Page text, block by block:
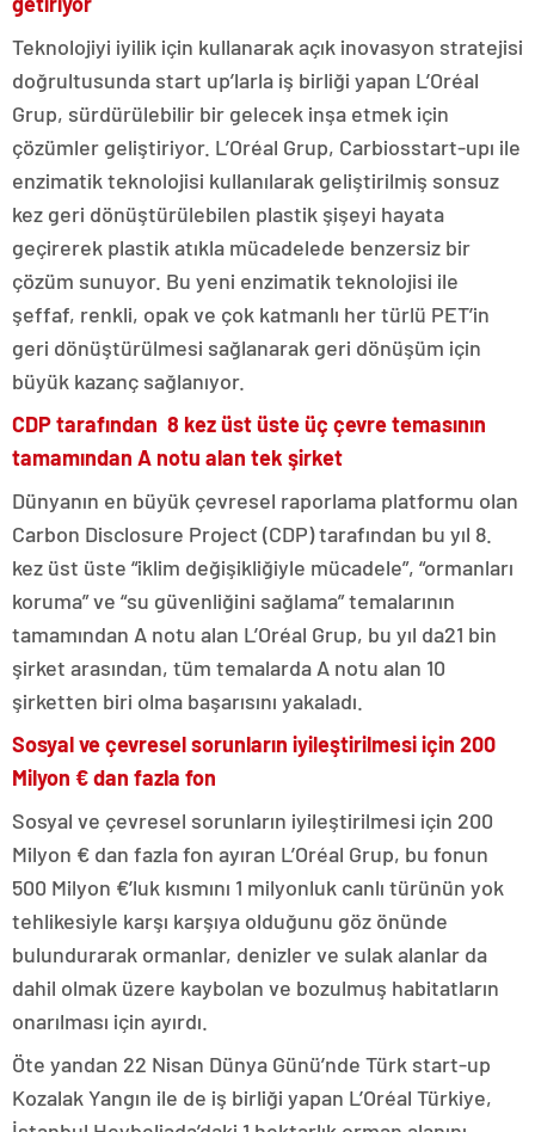
Teknolojiyi iyilik için kullanarak açık inovasyon stratejisi
doğrultusunda start up’larla iş birliği yapan L’Oréal
Grup, sürdürülebilir bir gelecek inşa etmek için
çözümler geliştiriyor. L’Oréal Grup, Carbiosstart-upı ile
enzimatik teknolojisi kullanılarak geliştirilmiş sonsuz
kez geri dönüştürülebilen plastik şişeyi hayata
geçirerek plastik atıkla mücadelede benzersiz bir
çözüm sunuyor. Bu yeni enzimatik teknolojisi ile
şeffaf, renkli, opak ve çok katmanlı her türlü PET’in
geri dönüştürülmesi sağlanarak geri dönüşüm için
büyük kazanç sağlanıyor.
CDP tarafından 8 kez üst üste üç çevre temasının
tamamından A notu alan tek şirket
Dünyanın en büyük çevresel raporlama platformu olan
Carbon Disclosure Project (CDP) tarafından bu yıl 8.
kez üst üste “iklim değişikliğiyle mücadele”, “ormanları
koruma” ve “su güvenliğini sağlama” temalarının
tamamından A notu alan L’Oréal Grup, bu yıl da21 bin
şirket arasından, tüm temalarda A notu alan 10
şirketten biri olma başarısını yakaladı.
Sosyal ve çevresel sorunların iyileştirilmesi için 200
Milyon € dan fazla fon
Sosyal ve çevresel sorunların iyileştirilmesi için 200
Milyon € dan fazla fon ayıran L’Oréal Grup, bu fonun
500 Milyon €’luk kısmını 1 milyonluk canlı türünün yok
tehlikesiyle karşı karşıya olduğunu göz önünde
bulundurarak ormanlar, denizler ve sulak alanlar da
dahil olmak üzere kaybolan ve bozulmuş habitatların
onarılması için ayırdı.
Öte yandan 22 Nisan Dünya Günü’nde Türk start-up
Kozalak Yangın ile de iş birliği yapan L’Oréal Türkiye,